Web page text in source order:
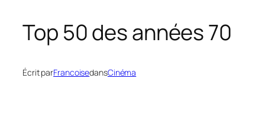
Top 50 des années 70
Écrit parFrancoisedansCinéma